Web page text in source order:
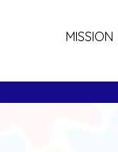
MISSION